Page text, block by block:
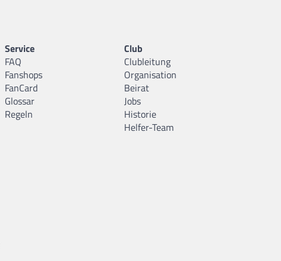
Service
FAQ
Fanshops
FanCard
Glossar
Regeln
Club
Clubleitung
Organisation
Beirat
Jobs
Historie
Helfer-Team